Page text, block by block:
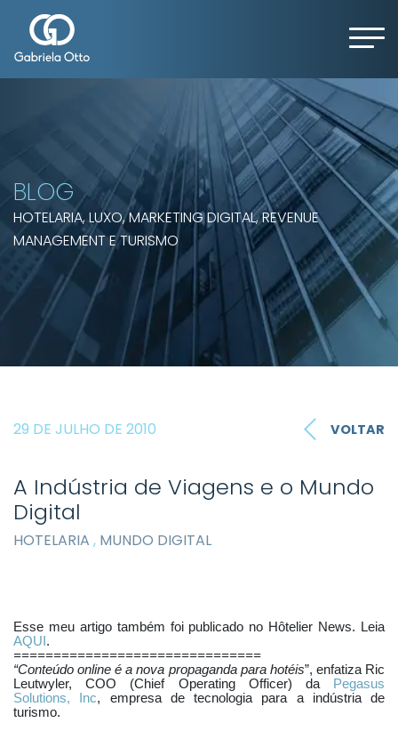
BLOG
HOTELARIA, LUXO, MARKETING DIGITAL, REVENUE
MANAGEMENT E TURISMO
29 DE JULHO DE 2010 VOLTAR
A Indústria de Viagens e o Mundo
Digital
HOTELARIA , MUNDO DIGITAL
Esse meu artigo também foi publicado no Hôtelier News. Leia
AQUI .
===============================
“Conteúdo online é a nova propaganda para hotéis”, enfatiza Ric
Leutwyler, COO (Chief Operating Officer) da
Pegasus
Solutions, Inc, empresa de tecnologia para a indústria de
turismo.